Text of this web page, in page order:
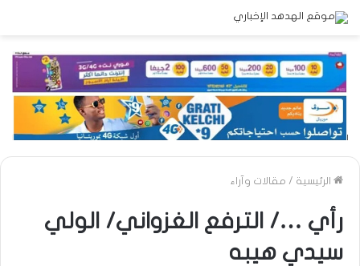
الرئيسية / مقالات وآراء
رأي …/ الترفع الغزواني/ الولي
سيدي هيبه